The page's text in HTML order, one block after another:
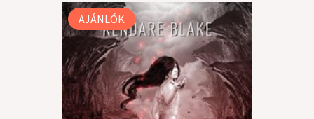
AJÁNLÓK